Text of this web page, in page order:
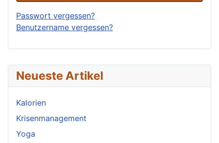
Neueste Artikel
Kalorien
Krisenmanagement
Yoga
Passwort vergessen?
Benutzername vergessen?